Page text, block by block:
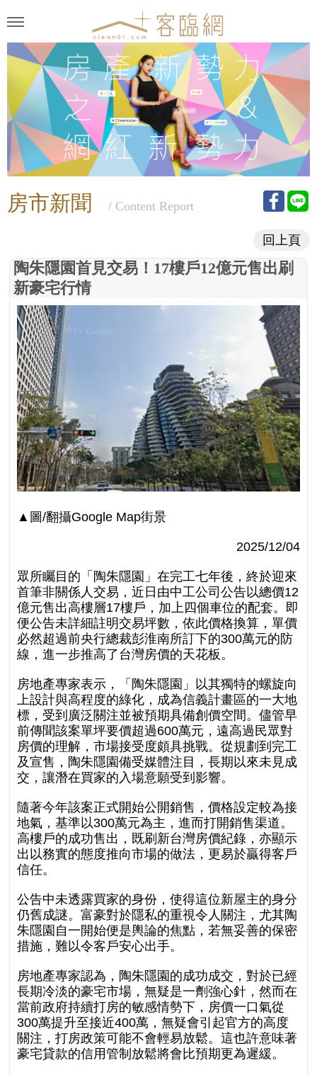
房市新聞 / Content Report
回上頁
陶朱隱園首見交易！17樓戶12億元售出刷
新豪宅行情
▲圖/翻攝Google Map街景
2025/12/04
眾所矚目的「陶朱隱園」在完工七年後，終於迎來
首筆非關係人交易，近日由中工公司公告以總價12
億元售出高樓層17樓戶，加上四個車位的配套。即
便公告未詳細註明交易坪數，依此價格換算，單價
必然超過前央行總裁彭淮南所訂下的300萬元的防
線，進一步推高了台灣房價的天花板。
房地產專家表示，「陶朱隱園」以其獨特的螺旋向
上設計與高程度的綠化，成為信義計畫區的一大地
標，受到廣泛關注並被預期具備創價空間。儘管早
前傳聞該案單坪要價超過600萬元，遠高過民眾對
房價的理解，市場接受度頗具挑戰。從規劃到完工
及宣售，陶朱隱園備受媒體注目，長期以來未見成
交，讓潛在買家的入場意願受到影響。
隨著今年該案正式開始公開銷售，價格設定較為接
地氣，基準以300萬元為主，進而打開銷售渠道。
高樓戶的成功售出，既刷新台灣房價紀錄，亦顯示
出以務實的態度推向市場的做法，更易於贏得客戶
信任。
公告中未透露買家的身份，使得這位新屋主的身分
仍舊成謎。富豪對於隱私的重視令人關注，尤其陶
朱隱園自一開始便是輿論的焦點，若無妥善的保密
措施，難以令客戶安心出手。
房地產專家認為，陶朱隱園的成功成交，對於已經
長期冷淡的豪宅市場，無疑是一劑強心針，然而在
當前政府持續打房的敏感情勢下，房價一口氣從
300萬提升至接近400萬，無疑會引起官方的高度
關注，打房政策可能不會輕易放鬆。這也許意味著
豪宅貸款的信用管制放鬆將會比預期更為遲緩。